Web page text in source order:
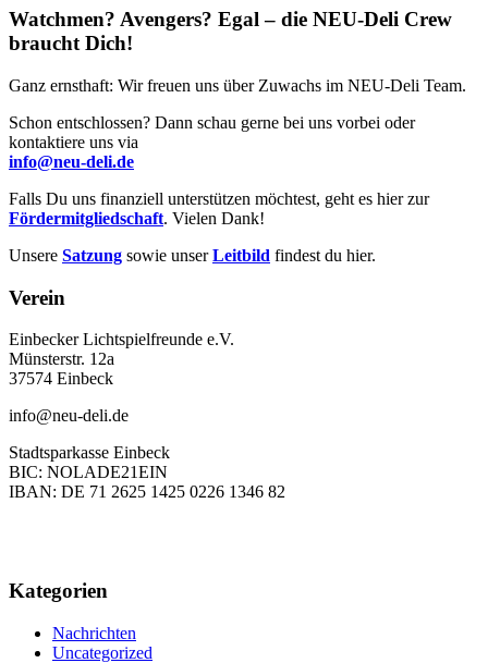
Watchmen? Avengers? Egal – die NEU-Deli Crew
braucht Dich!
Ganz ernsthaft: Wir freuen uns über Zuwachs im NEU-Deli Team.
Schon entschlossen? Dann schau gerne bei uns vorbei oder
kontaktiere uns via
info@neu-deli.de
Falls Du uns finanziell unterstützen möchtest, geht es hier zur
Fördermitgliedschaft. Vielen Dank!
Unsere Satzung sowie unserLeitbild findest du hier.
Verein
Einbecker Lichtspielfreunde e.V.
Münsterstr. 12a
37574 Einbeck
info@neu-deli.de
Stadtsparkasse Einbeck
BIC: NOLADE21EIN
IBAN: DE 71 2625 1425 0226 1346 82
Kategorien
Nachrichten
Uncategorized